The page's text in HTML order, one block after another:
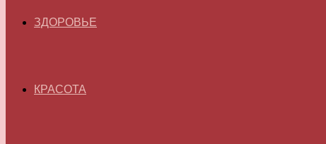
ЗДОРОВЬЕ
КРАСОТА